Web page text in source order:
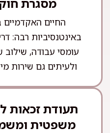
החיים האקדמיים
באינטנסיביות רבה:
עומסי עבודה,
ולעיתים גם שירות
תעודת זכאות
משפטית